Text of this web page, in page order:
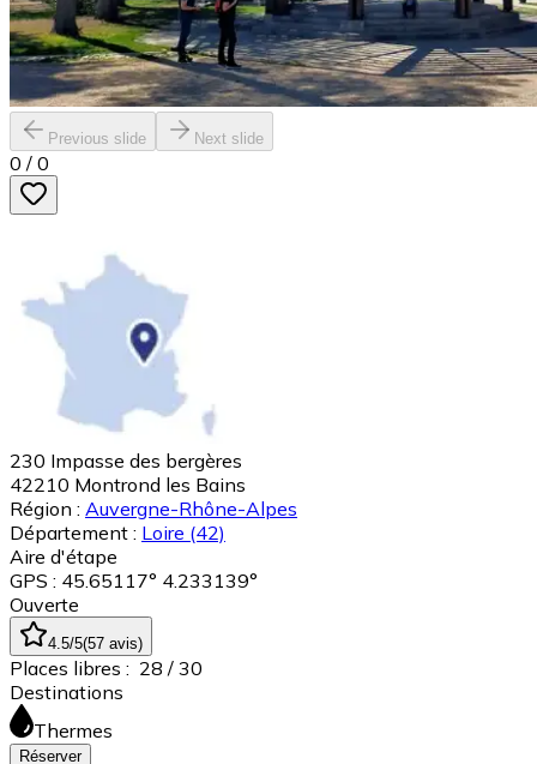
Previous slide Next slide
0 / 0
230 Impasse des bergères
42210 Montrond les Bains
Région : Auvergne-Rhône-Alpes
Département : Loire (42)
Aire d'étape
GPS : 45.65117° 4.233139°
Ouverte
4.5/5(57 avis)
Places libres : 28 / 30
Destinations
Thermes
Réserver